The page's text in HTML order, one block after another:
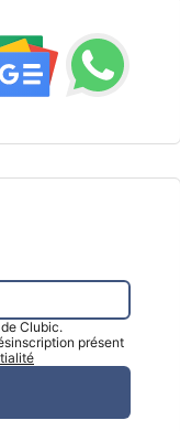
Clubic.
présent